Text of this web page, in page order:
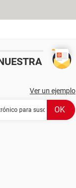
Ver un ejemplo